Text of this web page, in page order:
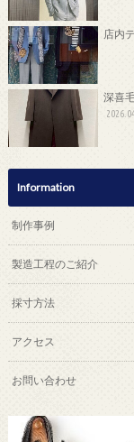
店内
深喜
Information
制作事例
製造工程のご紹介
採寸方法
アクセス
お問い合わせ